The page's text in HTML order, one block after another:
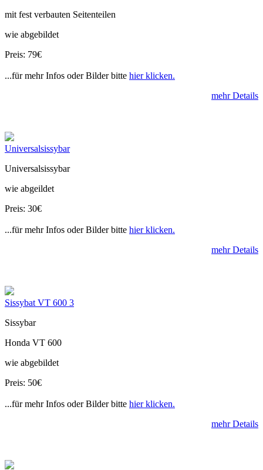
mit fest verbauten Seitenteilen
wie abgebildet
Preis: 79€
...für mehr Infos oder Bilder bitte hier klicken.
mehr Details
Universalsissybar
Universalsissybar
wie abgeildet
Preis: 30€
...für mehr Infos oder Bilder bitte hier klicken.
mehr Details
Sissybat VT 600 3
Sissybar
Honda VT 600
wie abgebildet
Preis: 50€
...für mehr Infos oder Bilder bitte hier klicken.
mehr Details